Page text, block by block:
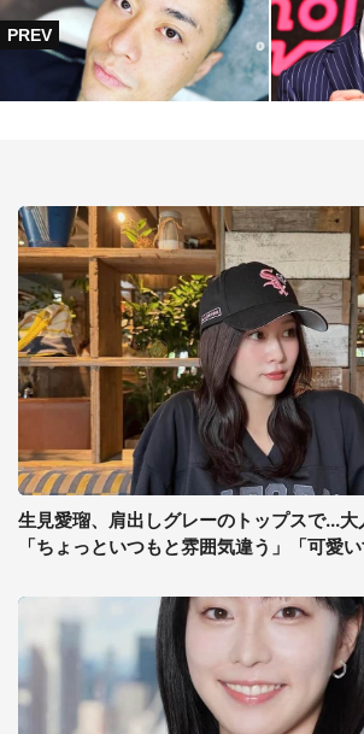
生見愛瑠、肩出しグレーのトップスで...
「ちょっといつもと雰囲気違う」「可愛い